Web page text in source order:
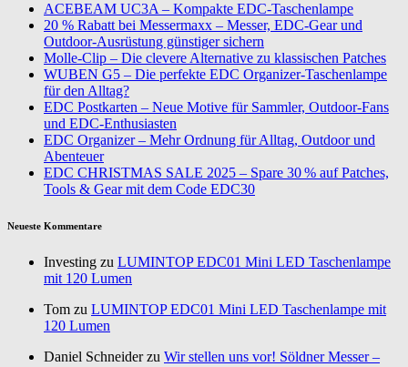
ACEBEAM UC3A – Kompakte EDC-Taschenlampe
20 % Rabatt bei Messermaxx – Messer, EDC-Gear und
Outdoor-Ausrüstung günstiger sichern
Molle-Clip – Die clevere Alternative zu klassischen Patches
WUBEN G5 – Die perfekte EDC Organizer-Taschenlampe
für den Alltag?
EDC Postkarten – Neue Motive für Sammler, Outdoor-Fans
und EDC-Enthusiasten
EDC Organizer – Mehr Ordnung für Alltag, Outdoor und
Abenteuer
EDC CHRISTMAS SALE 2025 – Spare 30 % auf Patches,
Tools & Gear mit dem Code EDC30
Neueste Kommentare
Investing zu LUMINTOP EDC01 Mini LED Taschenlampe
mit 120 Lumen
Tom zu LUMINTOP EDC01 Mini LED Taschenlampe mit
120 Lumen
Daniel Schneider zu Wir stellen uns vor! Söldner Messer –